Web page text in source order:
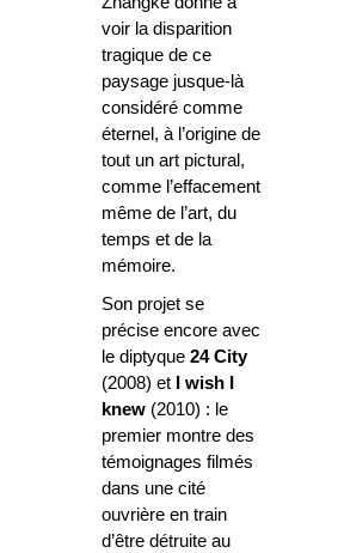
voir la disparition
tragique de ce
paysage jusque-là
considéré comme
éternel, à l’origine de
tout un art pictural,
comme l’effacement
même de l’art, du
temps et de la
mémoire.
Son projet se
précise encore avec
le diptyque 24 City
(2008) et
I wish I
knew (2010) : le
premier montre des
témoignages filmés
dans une cité
ouvrière en train
d’être détruite au